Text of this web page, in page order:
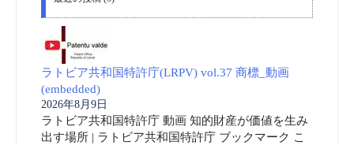
ラトビア共和国特許庁(LRPV) vol.37 商標_動画
(embedded)
2026年8月9日
ラトビア共和国特許庁 動画 知的財産が価値を生み
出す場所 | ラトビア共和国特許庁 ブックマーク こ